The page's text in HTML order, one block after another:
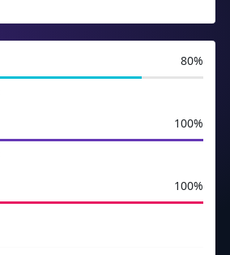
80%
100%
100%